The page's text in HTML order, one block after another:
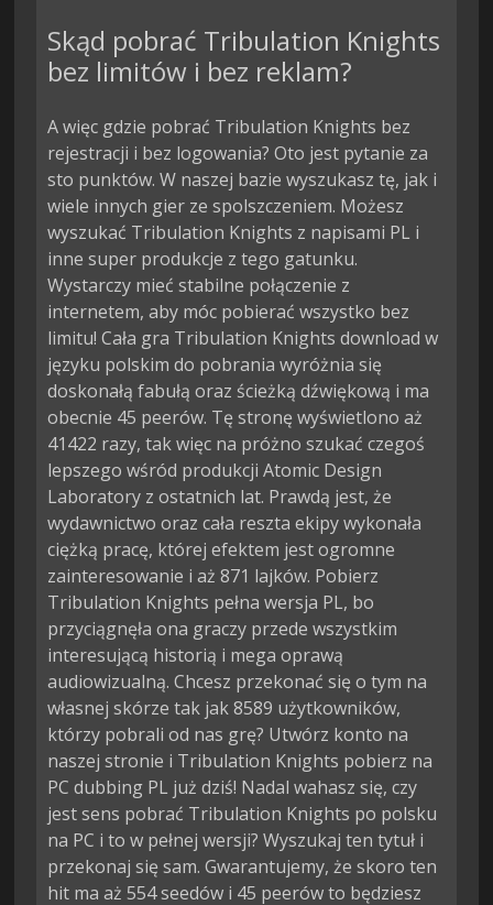
Skąd pobrać Tribulation Knights
bez limitów i bez reklam?
A więc gdzie pobrać Tribulation Knights bez
rejestracji i bez logowania? Oto jest pytanie za
sto punktów. W naszej bazie wyszukasz tę, jak i
wiele innych gier ze spolszczeniem. Możesz
wyszukać Tribulation Knights z napisami PL i
inne super produkcje z tego gatunku.
Wystarczy mieć stabilne połączenie z
internetem, aby móc pobierać wszystko bez
limitu! Cała gra Tribulation Knights download w
języku polskim do pobrania wyróżnia się
doskonałą fabułą oraz ścieżką dźwiękową i ma
obecnie 45 peerów. Tę stronę wyświetlono aż
41422 razy, tak więc na próżno szukać czegoś
lepszego wśród produkcji Atomic Design
Laboratory z ostatnich lat. Prawdą jest, że
wydawnictwo oraz cała reszta ekipy wykonała
ciężką pracę, której efektem jest ogromne
zainteresowanie i aż 871 lajków. Pobierz
Tribulation Knights pełna wersja PL, bo
przyciągnęła ona graczy przede wszystkim
interesującą historią i mega oprawą
audiowizualną. Chcesz przekonać się o tym na
własnej skórze tak jak 8589 użytkowników,
którzy pobrali od nas grę? Utwórz konto na
naszej stronie i Tribulation Knights pobierz na
PC dubbing PL już dziś! Nadal wahasz się, czy
jest sens pobrać Tribulation Knights po polsku
na PC i to w pełnej wersji? Wyszukaj ten tytuł i
przekonaj się sam. Gwarantujemy, że skoro ten
hit ma aż 554 seedów i 45 peerów to będziesz